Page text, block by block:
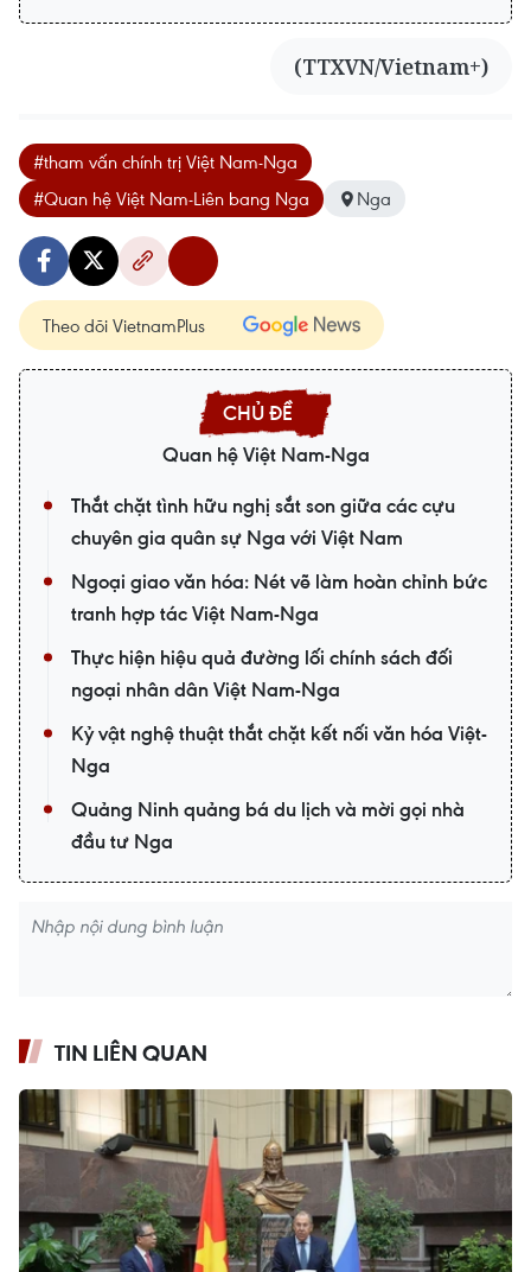
(TTXVN/Vietnam+)
#tham vấn chính trị Việt Nam-Nga
#Quan hệ Việt Nam-Liên bang Nga
Nga
Theo dõi VietnamPlus
Quan hệ Việt Nam-Nga
Thắt chặt tình hữu nghị sắt son giữa các cựu
chuyên gia quân sự Nga với Việt Nam
Ngoại giao văn hóa: Nét vẽ làm hoàn chỉnh bức
tranh hợp tác Việt Nam-Nga
Thực hiện hiệu quả đường lối chính sách đối
ngoại nhân dân Việt Nam-Nga
Kỷ vật nghệ thuật thắt chặt kết nối văn hóa Việt-
Nga
Quảng Ninh quảng bá du lịch và mời gọi nhà
đầu tư Nga
TIN LIÊN QUAN